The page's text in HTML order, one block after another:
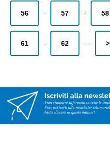
56 - 57 - 58
61 - 62 - - >